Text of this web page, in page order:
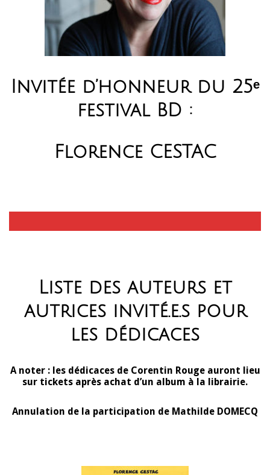
Invitée d’honneur du 25ᵉ
festival BD :
Florence CESTAC
Liste des auteurs et
autrices invité.e.s pour
les dédicaces
A noter : les dédicaces de Corentin Rouge auront lieu
sur tickets après achat d’un album à la librairie.
Annulation de la participation de Mathilde DOMECQ